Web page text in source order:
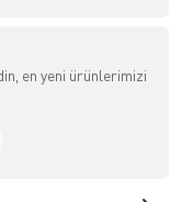
en yeni ürünlerimizi